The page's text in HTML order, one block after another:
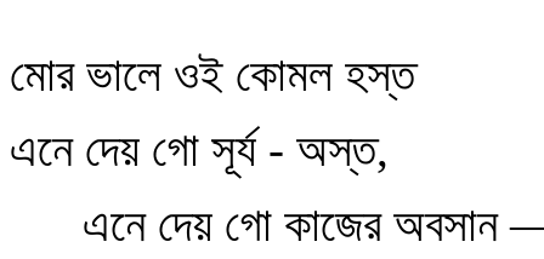
মোর ভালে ওই কোমল হস্ত
এনে দেয় গো সূর্য - অস্ত,
এনে দেয় গো কাজের অবসান